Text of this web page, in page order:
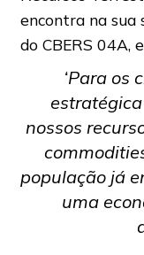
encontra na sua
do CBERS 04A,
‘Para os
nossos
população já
uma